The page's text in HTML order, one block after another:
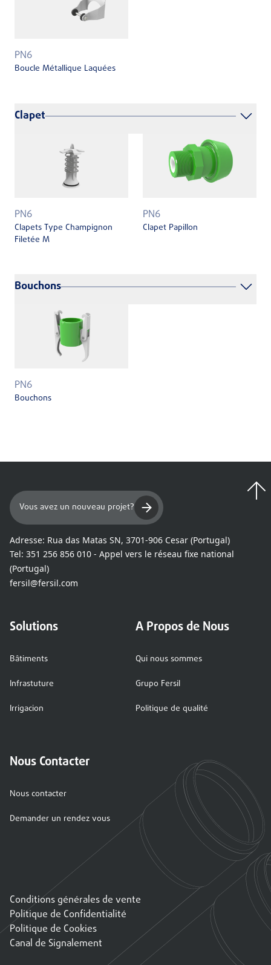
PN6
Boucle Métallique Laquées
Clapet
PN6
Clapets Type Champignon
Filetée M
PN6
Clapet Papillon
Bouchons
PN6
Bouchons
Vous avez un nouveau projet?
Adresse: Rua das Matas SN, 3701-906 Cesar (Portugal)
Tel: 351 256 856 010 - Appel vers le réseau fixe national
(Portugal)
fersil@fersil.com
Solutions
Bâtiments
Infrastuture
Irrigacion
A Propos de Nous
Qui nous sommes
Grupo Fersil
Politique de qualité
Nous Contacter
Nous contacter
Demander un rendez vous
Conditions générales de vente
Politique de Confidentialité
Politique de Cookies
Canal de Signalement